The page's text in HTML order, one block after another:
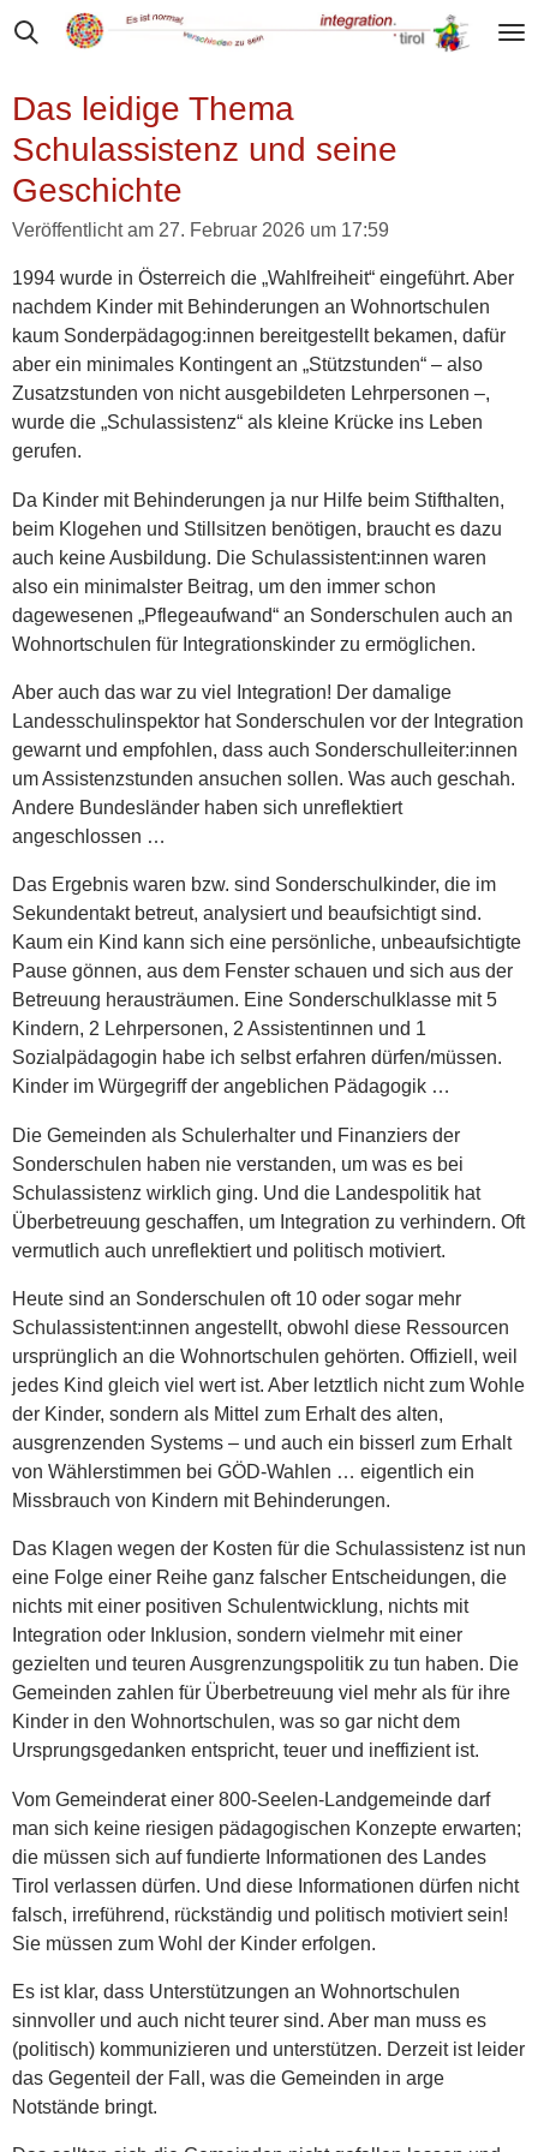
Zum
Hauptinhalt
Das leidige Thema
Schulassistenz und seine
Geschichte
Veröffentlicht am 27. Februar 2026 um 17:59
1994 wurde in Österreich die „Wahlfreiheit“ eingeführt. Aber
nachdem Kinder mit Behinderungen an Wohnortschulen
kaum Sonderpädagog:innen bereitgestellt bekamen, dafür
aber ein minimales Kontingent an „Stützstunden“ – also
Zusatzstunden von nicht ausgebildeten Lehrpersonen –,
wurde die „Schulassistenz“ als kleine Krücke ins Leben
gerufen.
Da Kinder mit Behinderungen ja nur Hilfe beim Stifthalten,
beim Klogehen und Stillsitzen benötigen, braucht es dazu
auch keine Ausbildung. Die Schulassistent:innen waren
also ein minimalster Beitrag, um den immer schon
dagewesenen „Pflegeaufwand“ an Sonderschulen auch an
Wohnortschulen für Integrationskinder zu ermöglichen.
Aber auch das war zu viel Integration! Der damalige
Landesschulinspektor hat Sonderschulen vor der Integration
gewarnt und empfohlen, dass auch Sonderschulleiter:innen
um Assistenzstunden ansuchen sollen. Was auch geschah.
Andere Bundesländer haben sich unreflektiert
angeschlossen …
Das Ergebnis waren bzw. sind Sonderschulkinder, die im
Sekundentakt betreut, analysiert und beaufsichtigt sind.
Kaum ein Kind kann sich eine persönliche, unbeaufsichtigte
Pause gönnen, aus dem Fenster schauen und sich aus der
Betreuung herausträumen. Eine Sonderschulklasse mit 5
Kindern, 2 Lehrpersonen, 2 Assistentinnen und 1
Sozialpädagogin habe ich selbst erfahren dürfen/müssen.
Kinder im Würgegriff der angeblichen Pädagogik …
Die Gemeinden als Schulerhalter und Finanziers der
Sonderschulen haben nie verstanden, um was es bei
Schulassistenz wirklich ging. Und die Landespolitik hat
Überbetreuung geschaffen, um Integration zu verhindern. Oft
vermutlich auch unreflektiert und politisch motiviert.
Heute sind an Sonderschulen oft 10 oder sogar mehr
Schulassistent:innen angestellt, obwohl diese Ressourcen
ursprünglich an die Wohnortschulen gehörten. Offiziell, weil
jedes Kind gleich viel wert ist. Aber letztlich nicht zum Wohle
der Kinder, sondern als Mittel zum Erhalt des alten,
ausgrenzenden Systems – und auch ein bisserl zum Erhalt
von Wählerstimmen bei GÖD-Wahlen … eigentlich ein
Missbrauch von Kindern mit Behinderungen.
Das Klagen wegen der Kosten für die Schulassistenz ist nun
eine Folge einer Reihe ganz falscher Entscheidungen, die
nichts mit einer positiven Schulentwicklung, nichts mit
Integration oder Inklusion, sondern vielmehr mit einer
gezielten und teuren Ausgrenzungspolitik zu tun haben. Die
Gemeinden zahlen für Überbetreuung viel mehr als für ihre
Kinder in den Wohnortschulen, was so gar nicht dem
Ursprungsgedanken entspricht, teuer und ineffizient ist.
Vom Gemeinderat einer 800-Seelen-Landgemeinde darf
man sich keine riesigen pädagogischen Konzepte erwarten;
die müssen sich auf fundierte Informationen des Landes
Tirol verlassen dürfen. Und diese Informationen dürfen nicht
falsch, irreführend, rückständig und politisch motiviert sein!
Sie müssen zum Wohl der Kinder erfolgen.
Es ist klar, dass Unterstützungen an Wohnortschulen
sinnvoller und auch nicht teurer sind. Aber man muss es
(politisch) kommunizieren und unterstützen. Derzeit ist leider
das Gegenteil der Fall, was die Gemeinden in arge
Notstände bringt.